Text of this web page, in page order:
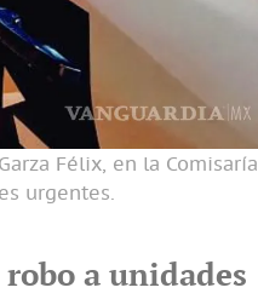
Félix, en la Comisaría
urgentes.
a unidades